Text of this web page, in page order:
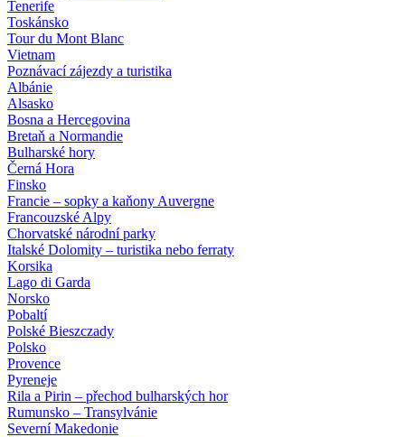
Tenerife
Toskánsko
Tour du Mont Blanc
Vietnam
Poznávací zájezdy a turistika
Albánie
Alsasko
Bosna a Hercegovina
Bretaň a Normandie
Bulharské hory
Černá Hora
Finsko
Francie – sopky a kaňony Auvergne
Francouzské Alpy
Chorvatské národní parky
Italské Dolomity – turistika nebo ferraty
Korsika
Lago di Garda
Norsko
Pobaltí
Polské Bieszczady
Polsko
Provence
Pyreneje
Rila a Pirin – přechod bulharských hor
Rumunsko – Transylvánie
Severní Makedonie